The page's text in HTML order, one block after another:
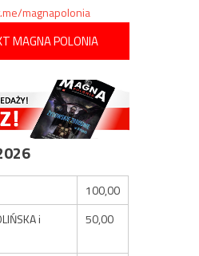
magnapolonia
MAGNA POLONIA
100,00
i
50,00